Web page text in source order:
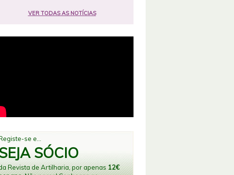
VER TODAS AS NOTÍCIAS
se e...
SÓCIO
Revista de Artilharia, por apenas 12€